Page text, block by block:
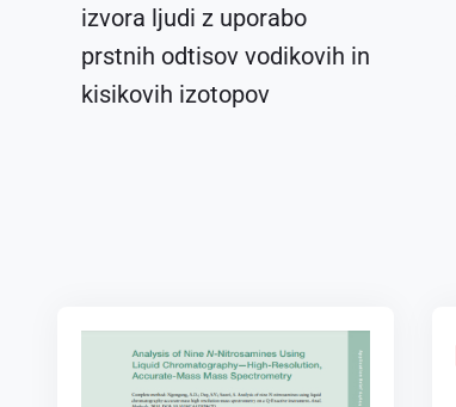
izvora ljudi z uporabo
prstnih odtisov vodikovih in
kisikovih izotopov